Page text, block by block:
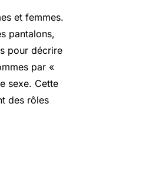
et femmes.
pantalons,
pour décrire
par «
sexe. Cette
des rôles